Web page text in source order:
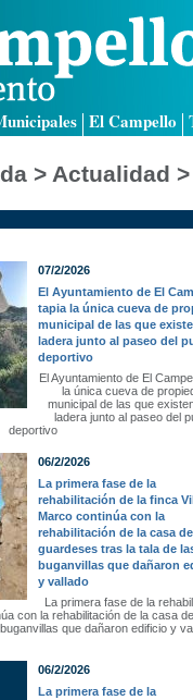
El Campello
> Actualidad
07/2/2026
El Ayuntamiento de El
tapia la única cueva de
municipal de las que
ladera junto al paseo del
deportivo
El Ayuntamiento de El
la única cueva de
municipal de las que
ladera junto al paseo del
deportivo
06/2/2026
La primera fase de la
rehabilitación de la finca
Marco continúa con la
rehabilitación de la casa
guardeses tras la tala de
buganvillas que dañaron
y vallado
La primera fase de la
con la rehabilitación de la casa
que dañaron edificio y
06/2/2026
La primera fase de la